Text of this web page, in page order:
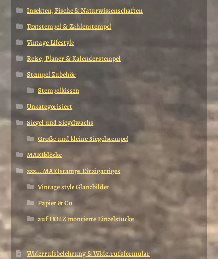
Insekten, Fische & Naturwissenschaften
Textstempel & Zahlenstempel
Vintage Lifestyle
Reise, Planer & Kalenderstempel
Stempel Zubehör
Stempelkissen
Unkategorisiert
Siegel und Siegelwachs
Große und kleine Siegelstempel
MAKIblöcke
zzz... MAKIstamps Einzigartiges
Vintage style Glanzbilder
Papier & Co
auf HOLZ montierte Einzelstücke
Widerrufsbelehrung & Widerrufsformular